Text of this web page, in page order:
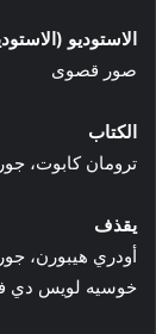
الاستوديو
صور قصوى
الكتاب
ترومان كابوت،
يقذف
أودري هيبورن،
خوسيه لويس دي